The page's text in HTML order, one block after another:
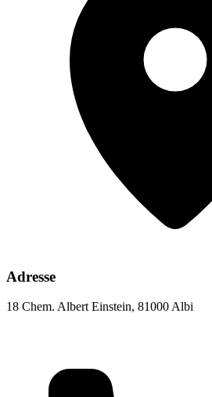
Adresse
18 Chem. Albert Einstein, 81000 Albi